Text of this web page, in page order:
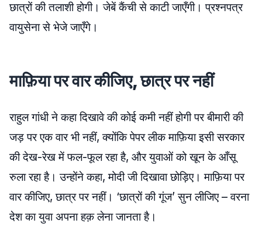
छात्रों की तलाशी होगी। जेबें कैंची से काटी जाएँगी। प्रश्नपत्र
वायुसेना से भेजे जाएँगे।
माफ़िया पर वार कीजिए, छात्र पर नहीं
राहुल गांधी ने कहा दिखावे की कोई कमी नहीं होगी पर बीमारी की
जड़ पर एक वार भी नहीं, क्योंकि पेपर लीक माफ़िया इसी सरकार
की देख-रेख में फल-फूल रहा है, और युवाओं को खून के आँसू
रुला रहा है। उन्होंने कहा, मोदी जी दिखावा छोड़िए। माफ़िया पर
वार कीजिए, छात्र पर नहीं। ‘छात्रों की गूंज’ सुन लीजिए – वरना
देश का युवा अपना हक़ लेना जानता है।